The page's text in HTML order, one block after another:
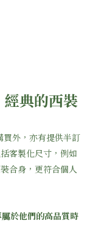
典的西裝
買外，亦有提供半訂
客製化尺寸，例如
合身 ，更符合個人
於他們的高品質時